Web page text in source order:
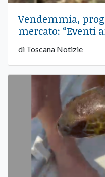
Vendemmia,
mercato: “Eventi
di Toscana Notizie